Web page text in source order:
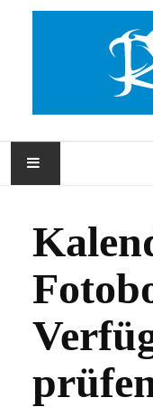
ÜBER RAPHIPI
IMPRESSIONEN
FAQ
KALENDER